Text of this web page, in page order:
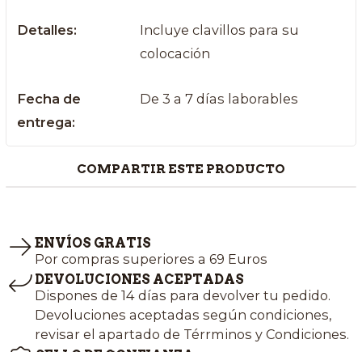
Detalles:
Incluye clavillos para su
colocación
Fecha de
entrega:
De 3 a 7 días laborables
COMPARTIR ESTE PRODUCTO
ENVÍOS GRATIS
Por compras superiores a 69 Euros
DEVOLUCIONES ACEPTADAS
Dispones de 14 días para devolver tu pedido.
Devoluciones aceptadas según condiciones,
revisar el apartado de Térrminos y Condiciones.